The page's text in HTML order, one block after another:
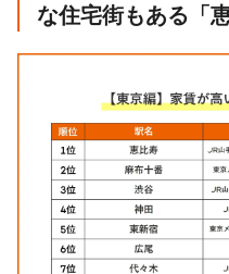
な住宅街もある「